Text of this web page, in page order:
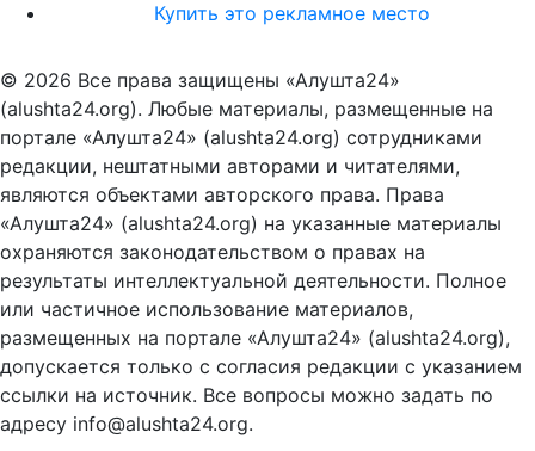
Купить это рекламное место
© 2026 Все права защищены «Алушта24»
(alushta24.org). Любые материалы, размещенные на
портале «Алушта24» (alushta24.org) сотрудниками
редакции, нештатными авторами и читателями,
являются объектами авторского права. Права
«Алушта24» (alushta24.org) на указанные материалы
охраняются законодательством о правах на
результаты интеллектуальной деятельности. Полное
или частичное использование материалов,
размещенных на портале «Алушта24» (alushta24.org),
допускается только с согласия редакции с указанием
ссылки на источник. Все вопросы можно задать по
адресу info@alushta24.org.